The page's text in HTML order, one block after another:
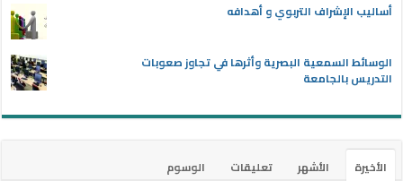
أساليب الإشراف التربوي و أهدافه
الوسائط السمعية البصرية وأثرها في تجاوز صعوبات
التدريس بالجامعة
الأخيرة الأشهر تعليقات
الوسوم